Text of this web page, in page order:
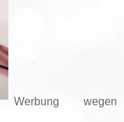
Werbung wegen